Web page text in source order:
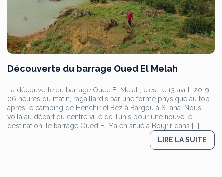
Découverte du barrage Oued El Melah
La découverte du barrage Oued El Melah, c'est le 13 avril 2019,
06 heures du matin, ragaillardis par une forme physique au top
après le camping de Henchir el Bez à Bargou à Siliana. Nous
voilà au départ du centre ville de Tunis pour une nouvelle
destination, le barrage Oued El Maleh situé à Boujrir dans [...]
LIRE LA SUITE